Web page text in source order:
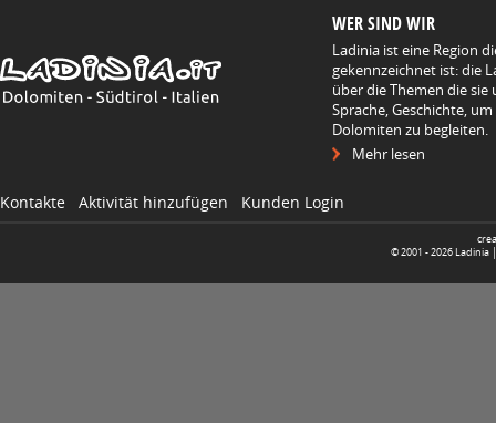
WER SIND WIR
Ladinia ist eine Region
gekennzeichnet ist: die
über die Themen die
Sprache, Geschichte,
Dolomiten zu begleiten.
Mehr lesen
Kontakte Aktivität hinzufügen Kunden Login
© 2001 -2026 Ladinia